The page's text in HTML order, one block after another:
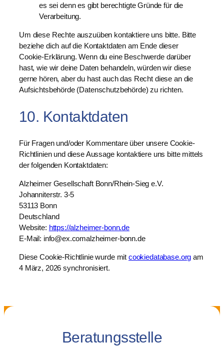
es sei denn es gibt berechtigte Gründe für die
Verarbeitung.
Um diese Rechte auszuüben kontaktiere uns bitte. Bitte
beziehe dich auf die Kontaktdaten am Ende dieser
Cookie-Erklärung. Wenn du eine Beschwerde darüber
hast, wie wir deine Daten behandeln, würden wir diese
gerne hören, aber du hast auch das Recht diese an die
Aufsichtsbehörde (Datenschutzbehörde) zu richten.
10. Kontaktdaten
Für Fragen und/oder Kommentare über unsere Cookie-
Richtlinien und diese Aussage kontaktiere uns bitte mittels
der folgenden Kontaktdaten:
Alzheimer Gesellschaft Bonn/Rhein-Sieg e.V.
Johanniterstr. 3-5
53113 Bonn
Deutschland
Website: https://alzheimer-bonn.de
E-Mail: info@ex.comalzheimer-bonn.de
Diese Cookie-Richtlinie wurde mit cookiedatabase.org am
4 März, 2026 synchronisiert.
Beratungsstelle